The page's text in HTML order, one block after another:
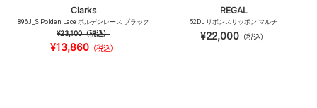
Clarks
896J_S Polden Lace ポルデンレース ブラック
¥23,100（税込）
¥13,860（税込）
REGAL
52DL リボンスリッポン マルチ
¥22,000（税込）